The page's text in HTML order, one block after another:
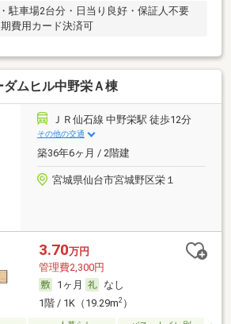
駐車場2台分・日当り良好・保証人不要
費用カード決済可
ダムヒル中野栄Ａ棟
ＪＲ仙石線 中野栄駅 徒歩12分
その他の交通
築36年6ヶ月 / 2階建
宮城県仙台市宮城野区栄１
3.70万円
管理費2,300円
1ヶ月
なし
1階 / 1K（19.29m2）